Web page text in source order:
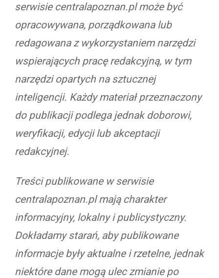
serwisie centralapoznan.pl może być
opracowywana, porządkowana lub
redagowana z wykorzystaniem narzędzi
wspierających pracę redakcyjną, w tym
narzędzi opartych na sztucznej
inteligencji. Każdy materiał przeznaczony
do publikacji podlega jednak doborowi,
weryfikacji, edycji lub akceptacji
redakcyjnej.
Treści publikowane w serwisie
centralapoznan.pl mają charakter
informacyjny, lokalny i publicystyczny.
Dokładamy starań, aby publikowane
informacje były aktualne i rzetelne, jednak
niektóre dane mogą ulec zmianie po